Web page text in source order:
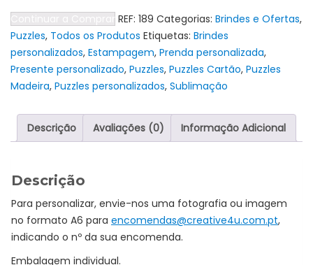
A6
24
peças
personalizado
Continuar a Comprar REF: 189 Categorias: Brindes e Ofertas,
Puzzles, Todos os Produtos Etiquetas: Brindes
personalizados, Estampagem, Prenda personalizada,
Presente personalizado, Puzzles, Puzzles Cartão, Puzzles
Madeira, Puzzles personalizados, Sublimação
Descrição Avaliações (0) Informação Adicional
Descrição
Para personalizar, envie-nos uma fotografia ou imagem
no formato A6 para encomendas@creative4u.com.pt,
indicando o nº da sua encomenda.
Embalagem individual.